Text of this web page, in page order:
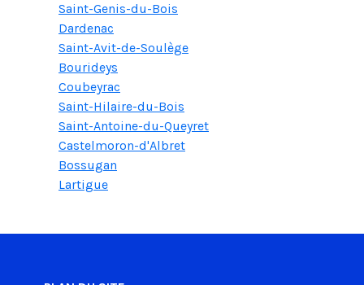
Saint-Genis-du-Bois
Dardenac
Saint-Avit-de-Soulège
Bourideys
Coubeyrac
Saint-Hilaire-du-Bois
Saint-Antoine-du-Queyret
Castelmoron-d'Albret
Bossugan
Lartigue